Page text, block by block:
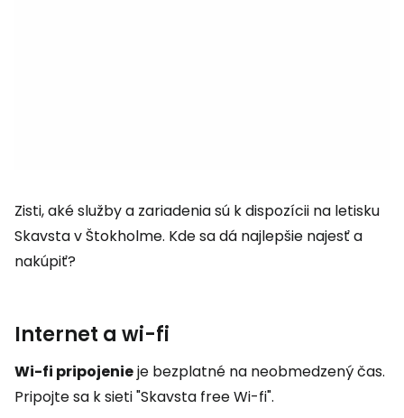
Zisti, aké služby a zariadenia sú k dispozícii na letisku
Skavsta v Štokholme. Kde sa dá najlepšie najesť a
nakúpiť?
Internet a wi-fi
Wi-fi pripojenieje bezplatné na neobmedzený čas.
Pripojte sa k sieti "Skavsta free Wi-fi".